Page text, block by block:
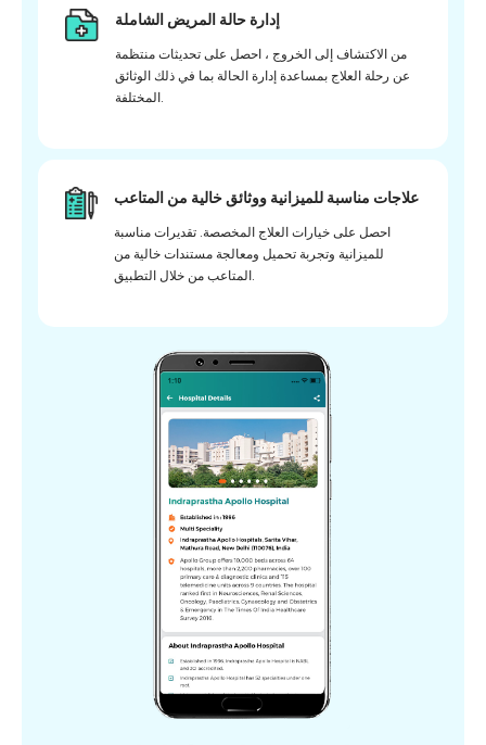
إدارة حالة المريض الشاملة
من الاكتشاف إلى الخروج ، احصل على تحديثات منتظمة
عن رحلة العلاج بمساعدة إدارة الحالة بما في ذلك الوثائق
المختلفة.
علاجات مناسبة للميزانية ووثائق خالية من المتاعب
احصل على خيارات العلاج المخصصة. تقديرات مناسبة
للميزانية وتجربة تحميل ومعالجة مستندات خالية من
المتاعب من خلال التطبيق.